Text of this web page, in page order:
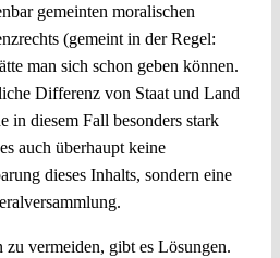
gemeinten moralischen
(gemeint in der Regel:
man sich schon geben können.
Differenz von Staat und Land
in diesem Fall besonders stark
auch überhaupt keine
dieses Inhalts, sondern eine
vermeiden, gibt es Lösungen.